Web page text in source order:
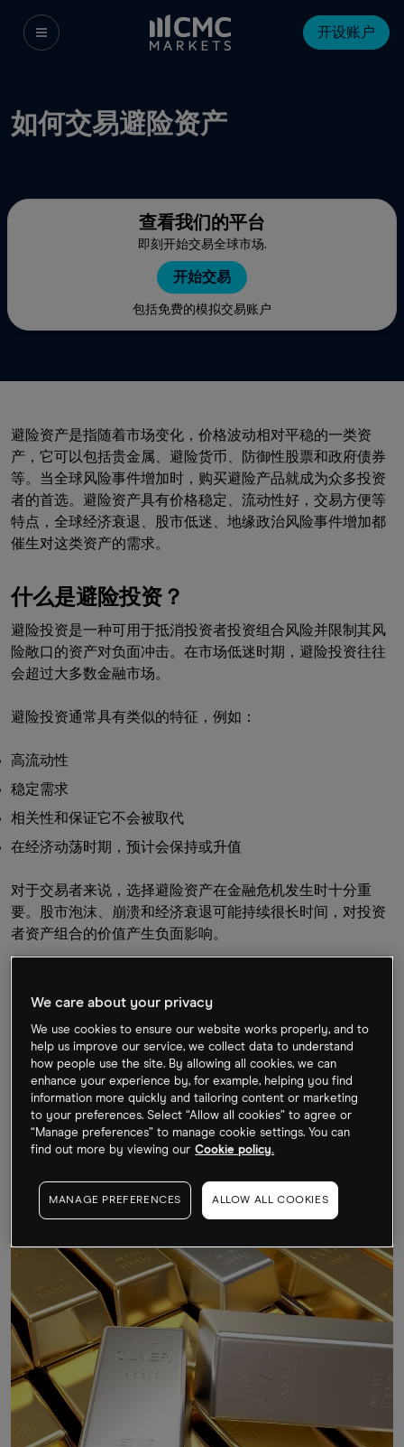
开设账户
如何交易避险资产
查看我们的平台
即刻开始交易全球市场.
开始交易
包括免费的模拟交易账户
避险资产是指随着市场变化，价格波动相对平稳的一类资
产，它可以包括贵金属、避险货币、防御性股票和政府债券
等。当全球风险事件增加时，购买避险产品就成为众多投资
者的首选。避险资产具有价格稳定、流动性好，交易方便等
特点，全球经济衰退、股市低迷、地缘政治风险事件增加都
催生对这类资产的需求。
什么是避险投资？
避险投资是一种可用于抵消投资者投资组合风险并限制其风
险敞口的资产对负面冲击。在市场低迷时期，避险投资往往
会超过大多数金融市场。
避险投资通常具有类似的特征，例如：
高流动性
稳定需求
相关性和保证它不会被取代
在经济动荡时期，预计会保持或升值
对于交易者来说，选择避险资产在金融危机发生时十分重
要。股市泡沫、崩溃和经济衰退可能持续很长时间，对投资
者资产组合的价值产生负面影响。
会蜂拥而至。这些主要与一般金融市场不相关或负相关。
交易中的避险资金意义
避险通常是指为人们提供安全或逃避可能令人担忧或危险的
事物的场所。这可以以地点、情况或物体的形式出现，但在
交易中，它以投资的形式出现。因为某些资产类别在金融风
暴来临时可能会带来安全感。
We care about your privacy
We use cookies to ensure our website works properly, and to
help us improve our service, we collect data to understand
how people use the site. By allowing all cookies, we can
enhance your experience by, for example, helping you find
information more quickly and tailoring content or marketing
to your preferences. Select “Allow all cookies” to agree or
“Manage preferences” to manage cookie settings. You can
find out more by viewing our Cookie policy.
MANAGE PREFERENCES ALLOW ALL COOKIES